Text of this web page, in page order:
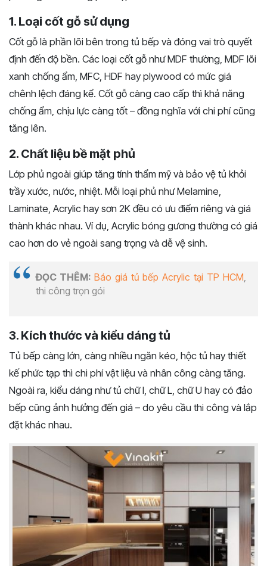
1. Loại cốt gỗ sử dụng
Cốt gỗ là phần lõi bên trong tủ bếp và đóng vai trò quyết
định đến độ bền. Các loại cốt gỗ như MDF thường, MDF lõi
xanh chống ẩm, MFC, HDF hay plywood có mức giá
chênh lệch đáng kể. Cốt gỗ càng cao cấp thì khả năng
chống ẩm, chịu lực càng tốt – đồng nghĩa với chi phí cũng
tăng lên.
2. Chất liệu bề mặt phủ
Lớp phủ ngoài giúp tăng tính thẩm mỹ và bảo vệ tủ khỏi
trầy xước, nước, nhiệt. Mỗi loại phủ như Melamine,
Laminate, Acrylic hay sơn 2K đều có ưu điểm riêng và giá
thành khác nhau. Ví dụ, Acrylic bóng gương thường có giá
cao hơn do vẻ ngoài sang trọng và dễ vệ sinh.
ĐỌC THÊM: Báo giá tủ bếp Acrylic tại TP HCM,
thi công trọn gói
3. Kích thước và kiểu dáng tủ
Tủ bếp càng lớn, càng nhiều ngăn kéo, hộc tủ hay thiết
kế phức tạp thì chi phí vật liệu và nhân công càng tăng.
Ngoài ra, kiểu dáng như tủ chữ I, chữ L, chữ U hay có đảo
bếp cũng ảnh hưởng đến giá – do yêu cầu thi công và lắp
đặt khác nhau.